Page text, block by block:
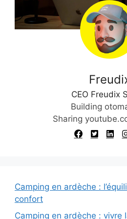
CEO Freudix
Building
Sharing
Camping en ardèche :
confort
Camping en ardèche : vivre